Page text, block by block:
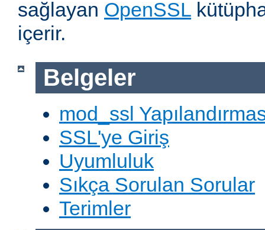
sağlayan OpenSSL
içerir.
Belgeler
mod_ssl
SSL'ye Giriş
Uyumluluk
Sıkça Sorulan Sorular
Terimler